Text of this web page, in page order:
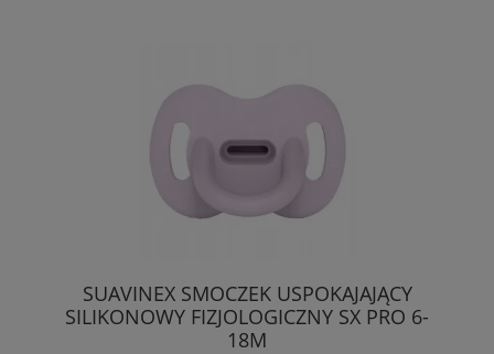
SUAVINEX SMOCZEK USPOKAJAJĄCY
SILIKONOWY FIZJOLOGICZNY SX PRO 6-
18M